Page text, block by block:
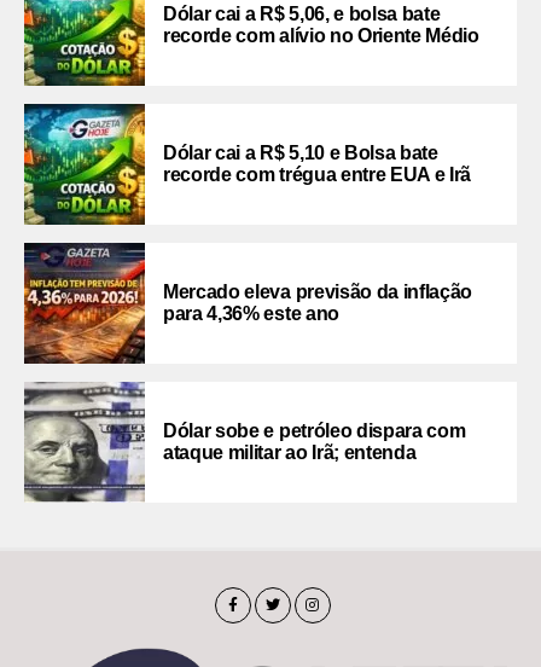
Dólar cai a R$ 5,06, e bolsa bate
recorde com alívio no Oriente Médio
Dólar cai a R$ 5,10 e Bolsa bate
recorde com trégua entre EUA e Irã
Mercado eleva previsão da inflação
para 4,36% este ano
Dólar sobe e petróleo dispara com
ataque militar ao Irã; entenda